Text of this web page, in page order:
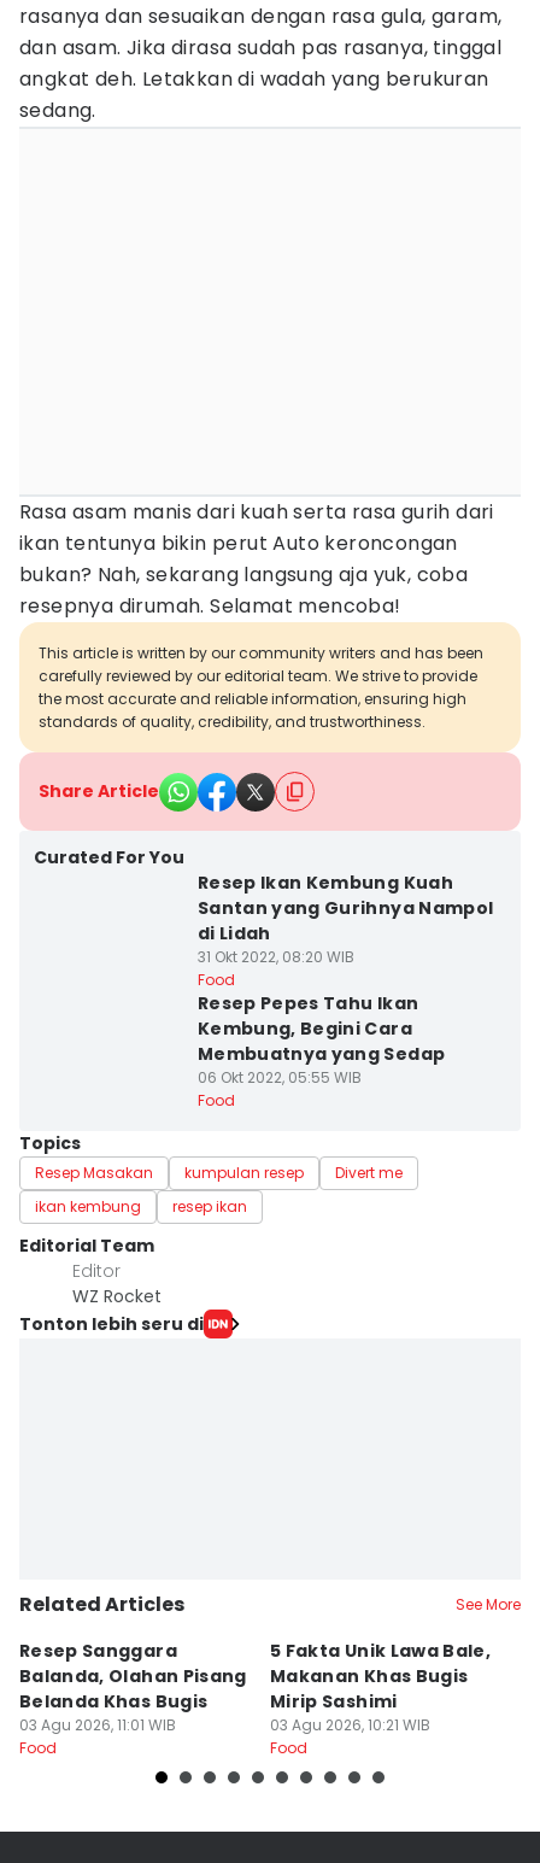
rasanya dan sesuaikan dengan rasa gula, garam,
dan asam. Jika dirasa sudah pas rasanya, tinggal
angkat deh. Letakkan di wadah yang berukuran
sedang.
Rasa asam manis dari kuah serta rasa gurih dari
ikan tentunya bikin perut Auto keroncongan
bukan? Nah, sekarang langsung aja yuk, coba
resepnya dirumah. Selamat mencoba!
This article is written by our community writers and has been
carefully reviewed by our editorial team. We strive to provide
the most accurate and reliable information, ensuring high
standards of quality, credibility, and trustworthiness.
Share Article
Curated For You
Resep Ikan Kembung Kuah
Santan yang Gurihnya Nampol
di Lidah
31 Okt 2022, 08:20 WIB
Food
Resep Pepes Tahu Ikan
Kembung, Begini Cara
Membuatnya yang Sedap
06 Okt 2022, 05:55 WIB
Food
Topics
Resep Masakan kumpulan resep
Divert me
ikan kembung
resep ikan
Editorial Team
Editor
WZ Rocket
Tonton lebih seru di
Related Articles See More
Resep Sanggara
Balanda, Olahan Pisang
Belanda Khas Bugis
03 Agu 2026, 11:01 WIB
Food
5 Fakta Unik Lawa Bale,
Makanan Khas Bugis
Mirip Sashimi
03 Agu 2026, 10:21 WIB
Food